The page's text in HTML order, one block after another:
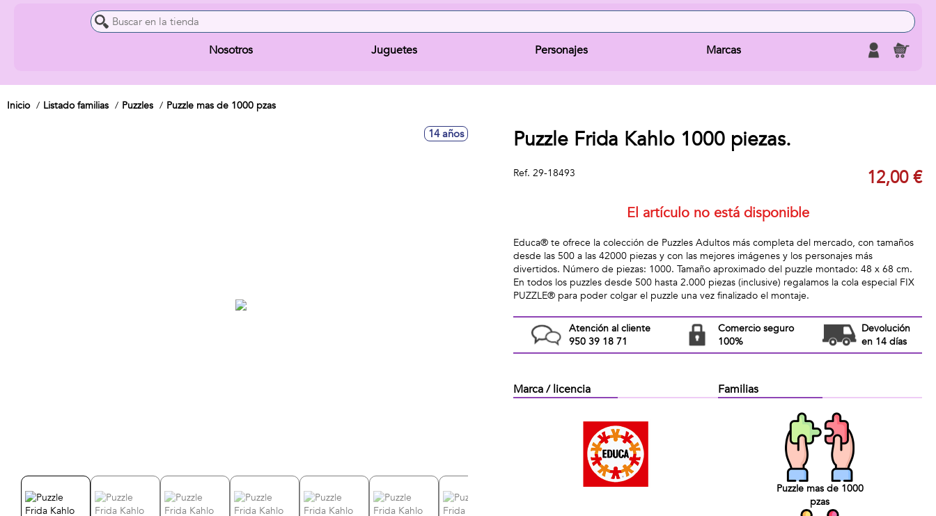
Nosotros Juguetes Personajes Marcas
Inicio Listado familias Puzzles Puzzle mas de 1000 pzas
14 años Puzzle Frida Kahlo 1000 piezas.
Ref. 29-18493 12,00 €
El artículo no está disponible
Educa® te ofrece la colección de Puzzles Adultos más completa del mercado, con tamaños
desde las 500 a las 42000 piezas y con las mejores imágenes y los personajes más
divertidos. Número de piezas: 1000. Tamaño aproximado del puzzle montado: 48 x 68 cm.
En todos los puzzles desde 500 hasta 2.000 piezas (inclusive) regalamos la cola especial FIX
PUZZLE® para poder colgar el puzzle una vez finalizado el montaje.
Atención al cliente
950 39 18 71
Comercio seguro
100%
Devolución
en 14 días
Marca / licencia Familias
Puzzle mas de 1000
pzas